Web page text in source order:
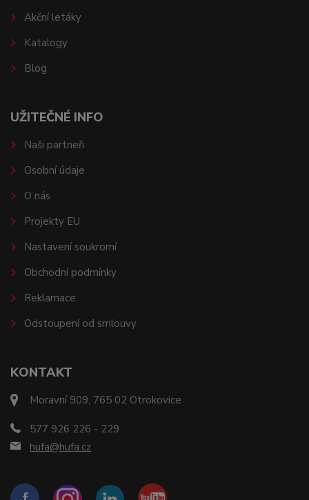
KONTAKT
Moravní 909, 765 02 Otrokovice
577 926 226 - 229
hufa@hufa.cz
Akční letáky
Katalogy
Blog
UŽITEČNÉ INFO
Naši partneři
Osobní údaje
O nás
Projekty EU
Nastavení soukromí
Obchodní podmínky
Reklamace
Odstoupení od smlouvy